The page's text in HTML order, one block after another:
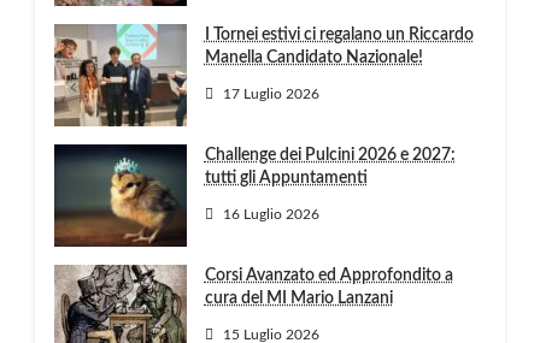
I Tornei estivi ci regalano un Riccardo
Manella Candidato Nazionale!
17 Luglio 2026
Challenge dei Pulcini 2026 e 2027:
tutti gli Appuntamenti
16 Luglio 2026
Corsi Avanzato ed Approfondito a
cura del MI Mario Lanzani
15 Luglio 2026